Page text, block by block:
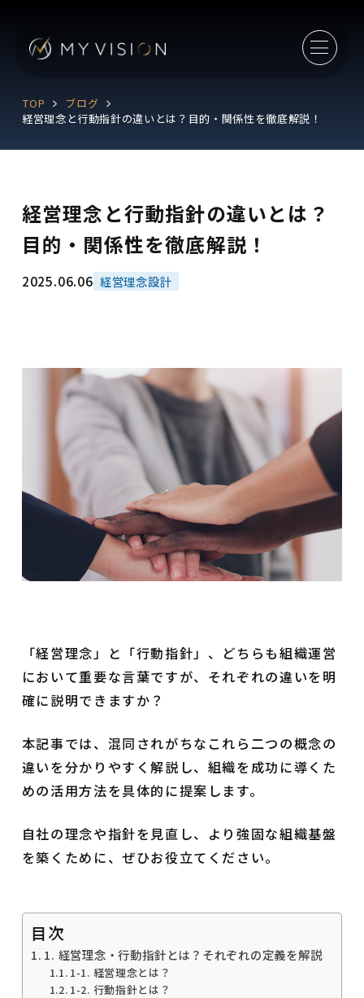
TOP
ブログ
経営理念と行動指針の違いとは？目的・関係性を徹底解説！
経営理念と行動指針の違いとは？
目的・関係性を徹底解説！
2025.06.06 経営理念設計
「経営理念」と「行動指針」、どちらも組織運営
において重要な言葉ですが、それぞれの違いを明
確に説明できますか？
本記事では、混同されがちなこれら二つの概念の
違いを分かりやすく解説し、組織を成功に導くた
めの活用方法を具体的に提案します。
自社の理念や指針を見直し、より強固な組織基盤
を築くために、ぜひお役立てください。
目次
1. 経営理念・行動指針とは？それぞれの定義を解説
1-1. 経営理念とは？
1-2. 行動指針とは？